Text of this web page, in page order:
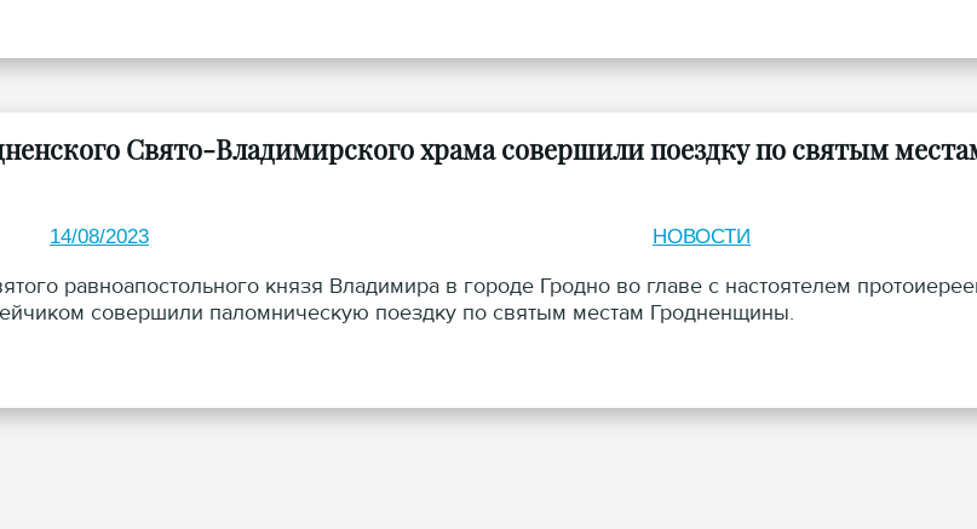
Свято-Владимирского храма совершили поездку по святым
14/08/2023 НОВОСТИ
равноапостольного князя Владимира в городе Гродно во главе с настоятелем
совершили паломническую поездку по святым местам Гродненщины.